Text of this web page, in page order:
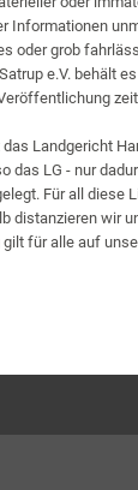
Informationen
oder grob
e.V. behält
Landgericht
das LG - nur
Für all
distanzieren wir
für alle auf